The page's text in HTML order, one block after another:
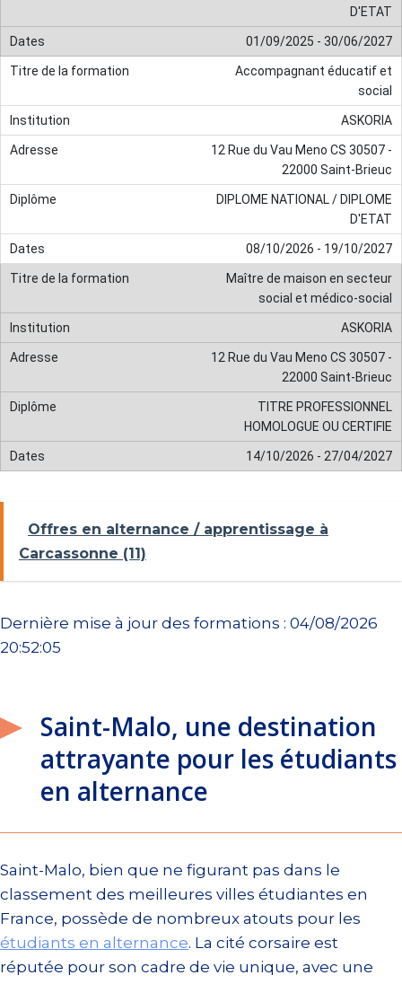
D'ETAT
01/09/2025 - 30/06/2027
Accompagnant éducatif et
social
ASKORIA
12 Rue du Vau Meno CS 30507 -
22000 Saint-Brieuc
DIPLOME NATIONAL / DIPLOME
D'ETAT
08/10/2026 - 19/10/2027
Maître de maison en secteur
social et médico-social
ASKORIA
12 Rue du Vau Meno CS 30507 -
22000 Saint-Brieuc
TITRE PROFESSIONNEL
HOMOLOGUE OU CERTIFIE
14/10/2026 - 27/04/2027
Offres en alternance / apprentissage à
Carcassonne (11)
Dernière mise à jour des formations : 04/08/2026
20:52:05
Saint-Malo, une destination
attrayante pour les étudiants
en alternance
Saint-Malo, bien que ne figurant pas dans le
classement des meilleures villes étudiantes en
France, possède de nombreux atouts pour les
étudiants en alternance. La cité corsaire est
réputée pour son cadre de vie unique, avec une